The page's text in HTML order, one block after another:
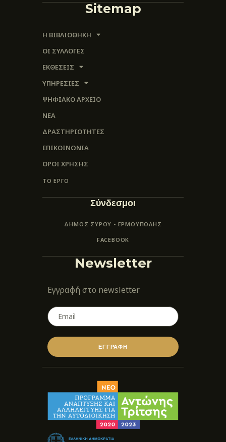
Sitemap
Η ΒΙΒΛΙΟΘΗΚΗ
ΟΙ ΣΥΛΛΟΓΈΣ
ΕΚΘΕΣΕΙΣ
ΥΠΗΡΕΣΙΕΣ
ΨΗΦΙΑΚΌ ΑΡΧΕΊΟ
ΝΕΑ
ΔΡΑΣΤΗΡΙΟΤΗΤΕΣ
ΕΠΙΚΟΙΝΩΝΊΑ
ΌΡΟΙ ΧΡΉΣΗΣ
ΤΟ ΕΡΓΟ
Σύνδεσμοι
ΔΗΜΟΣ ΣΥΡΟΥ - ΕΡΜΟΎΠΟΛΗΣ
FACEBOOK
Newsletter
Εγγραφή στο newsletter
ΕΓΓΡΑΦΗ